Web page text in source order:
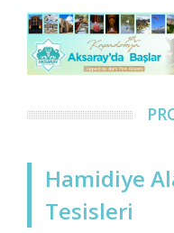
Hamidiye
Tesisleri